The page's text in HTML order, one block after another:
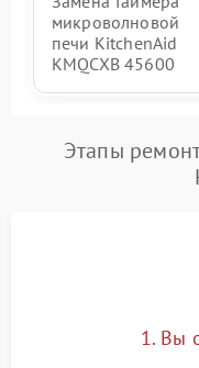
микроволновой
печи KitchenAid
KMQCXB 45600
Этапы
1. Вы